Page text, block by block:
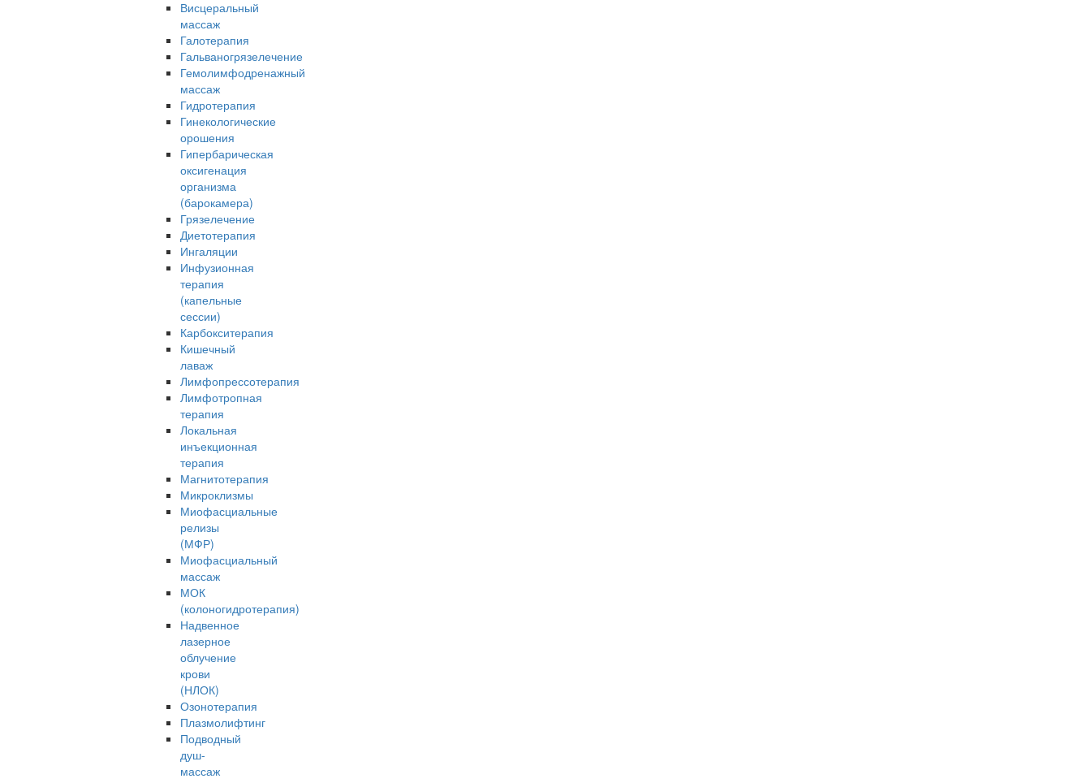
Висцеральный
массаж
Галотерапия
Гальваногрязелечение
Гемолимфодренажный
массаж
Гидротерапия
Гинекологические
орошения
Гипербарическая
оксигенация
организма
(барокамера)
Грязелечение
Диетотерапия
Ингаляции
Инфузионная
терапия
(капельные
сессии)
Карбокситерапия
Кишечный
лаваж
Лимфопрессотерапия
Лимфотропная
терапия
Локальная
инъекционная
терапия
Магнитотерапия
Микроклизмы
Миофасциальные
релизы
(МФР)
Миофасциальный
массаж
МОК
(колоногидротерапия)
Надвенное
лазерное
облучение
крови
(НЛОК)
Озонотерапия
Плазмолифтинг
Подводный
душ-
массаж